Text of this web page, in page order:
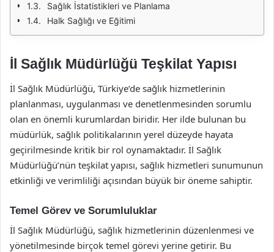
Sağlık İstatistikleri ve Planlama
Halk Sağlığı ve Eğitimi
İl Sağlık Müdürlüğü Teşkilat Yapısı
İl Sağlık Müdürlüğü, Türkiye’de sağlık hizmetlerinin
planlanması, uygulanması ve denetlenmesinden sorumlu
olan en önemli kurumlardan biridir. Her ilde bulunan bu
müdürlük, sağlık politikalarının yerel düzeyde hayata
geçirilmesinde kritik bir rol oynamaktadır. İl Sağlık
Müdürlüğü’nün teşkilat yapısı, sağlık hizmetleri sunumunun
etkinliği ve verimliliği açısından büyük bir öneme sahiptir.
Temel Görev ve Sorumluluklar
İl Sağlık Müdürlüğü, sağlık hizmetlerinin düzenlenmesi ve
yönetilmesinde birçok temel görevi yerine getirir. Bu